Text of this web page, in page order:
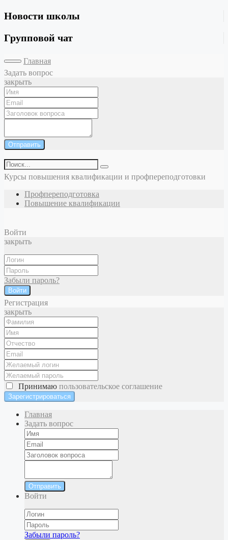
Новости школы
Групповой чат
Главная
Задать вопрос
закрыть
Отправить
Курсы повышения квалификации и профпереподготовки
Профпереподготовка
Повышение квалификации
Войти
закрыть
Забыли пароль?
Войти
Регистрация
закрыть
Принимаю пользовательское соглашение
Главная
Задать вопрос
Отправить
Войти
Забыли пароль?